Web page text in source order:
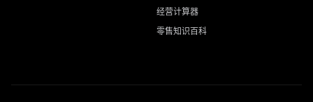
经营计算器
零售知识百科